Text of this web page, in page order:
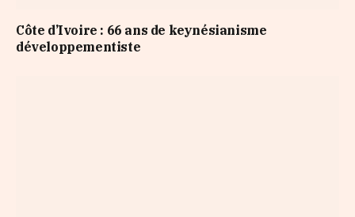
Côte d’Ivoire : 66 ans de keynésianisme
développementiste